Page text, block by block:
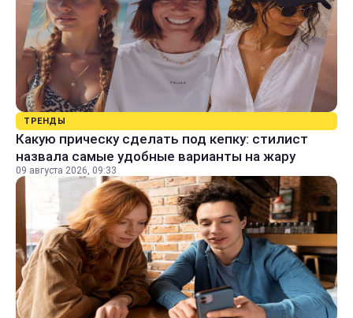
ТРЕНДЫ
Какую прическу сделать под кепку: стилист
назвала самые удобные варианты на жару
09 августа 2026, 09:33